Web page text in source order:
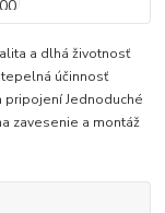
a dlhá životnosť
účinnosť
pripojení Jednoduché
zavesenie a montáž